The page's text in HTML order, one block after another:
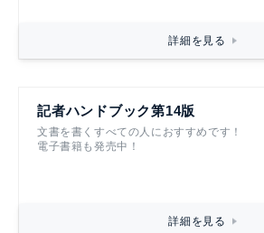
詳細を見る
記者ハンドブック第14版
文書を書くすべての人におすすめです！
電子書籍も発売中！
詳細を見る